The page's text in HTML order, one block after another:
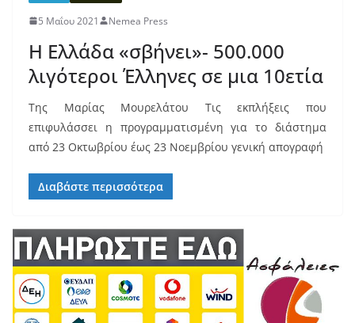
5 Μαΐου 2021 Nemea Press
Η Ελλάδα «σβήνει»- 500.000
λιγότεροι Έλληνες σε μια 10ετία
Της Μαρίας Μουρελάτου Τις εκπλήξεις που
επιφυλάσσει η προγραμματισμένη για το διάστημα
από 23 Οκτωβρίου έως 23 Νοεμβρίου γενική απογραφή
Διαβάστε περισσότερα